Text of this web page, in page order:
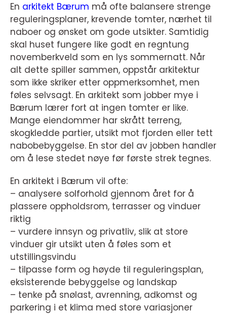
En arkitekt Bærum må ofte balansere strenge
reguleringsplaner, krevende tomter, nærhet til
naboer og ønsket om gode utsikter. Samtidig
skal huset fungere like godt en regntung
novemberkveld som en lys sommernatt. Når
alt dette spiller sammen, oppstår arkitektur
som ikke skriker etter oppmerksomhet, men
føles selvsagt. En arkitekt som jobber mye i
Bærum lærer fort at ingen tomter er like.
Mange eiendommer har skrått terreng,
skogkledde partier, utsikt mot fjorden eller tett
nabobebyggelse. En stor del av jobben handler
om å lese stedet nøye før første strek tegnes.
En arkitekt i Bærum vil ofte:
– analysere solforhold gjennom året for å
plassere oppholdsrom, terrasser og vinduer
riktig
– vurdere innsyn og privatliv, slik at store
vinduer gir utsikt uten å føles som et
utstillingsvindu
– tilpasse form og høyde til reguleringsplan,
eksisterende bebyggelse og landskap
– tenke på snølast, avrenning, adkomst og
parkering i et klima med store variasjoner